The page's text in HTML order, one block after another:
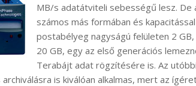
MB/s adatátviteli sebességű lesz. De
számos más formában és
postabélyeg nagyságú felületen 2
20 GB, egy az első generációs
Terabájt adat rögzítésére is. Az
is kiválóan alkalmas, mert az